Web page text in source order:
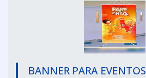
BANNER PARA EVENTOS